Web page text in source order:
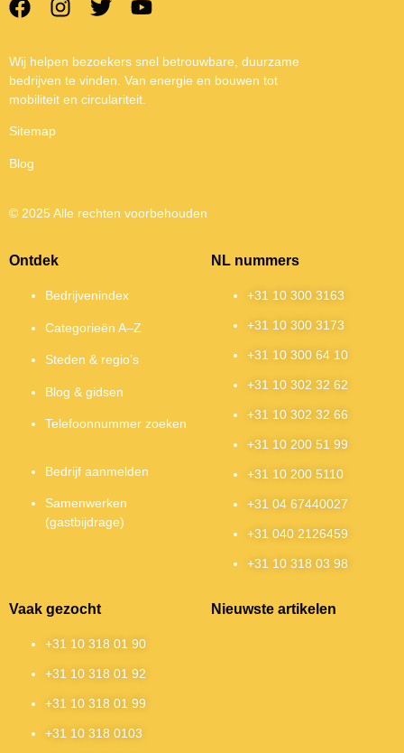
Wij helpen bezoekers snel betrouwbare, duurzame
bedrijven te vinden. Van energie en bouwen tot
mobiliteit en circulariteit.
Sitemap
Blog
© 2025 Alle rechten voorbehouden
Ontdek
Bedrijvenindex
Categorieën A–Z
Steden & regio’s
Blog & gidsen
Telefoonnummer zoeken
Bedrijf aanmelden
Samenwerken
(gastbijdrage)
NL nummers
+31 10 300 3163
+31 10 300 3173
+31 10 300 64 10
+31 10 302 32 62
+31 10 302 32 66
+31 10 200 51 99
+31 10 200 5110
+31 04 67440027
+31 040 2126459
+31 10 318 03 98
Vaak gezocht
+31 10 318 01 90
+31 10 318 01 92
+31 10 318 01 99
+31 10 318 0103
Nieuwste artikelen